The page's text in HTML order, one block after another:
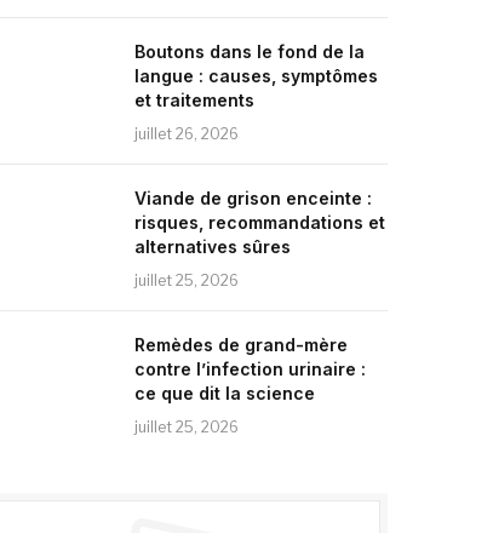
Boutons dans le fond de la
langue : causes, symptômes
et traitements
juillet 26, 2026
Viande de grison enceinte :
risques, recommandations et
alternatives sûres
juillet 25, 2026
Remèdes de grand-mère
contre l’infection urinaire :
ce que dit la science
juillet 25, 2026